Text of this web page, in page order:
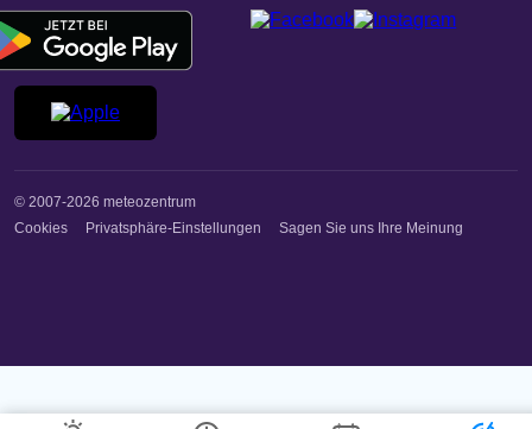
© 2007-2026 meteozentrum
Cookies
Privatsphäre-Einstellungen Sagen Sie uns Ihre Meinung